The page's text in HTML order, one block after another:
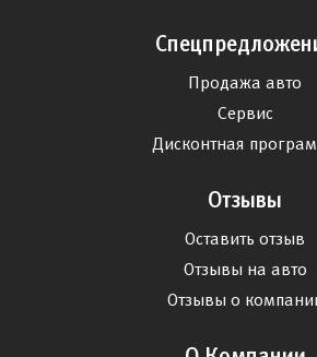
Продажа авто
Сервис
Дисконтная
Отзывы
Оставить отзыв
Отзывы на авто
Отзывы о